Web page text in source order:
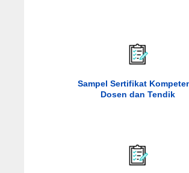
Sampel Sertifikat
Dosen dan Tendik